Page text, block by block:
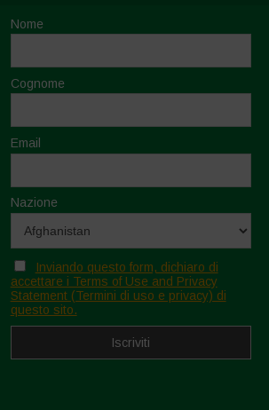
Nome
Cognome
Email
Nazione
Inviando questo form, dichiaro di
accettare i Terms of Use and Privacy
Statement (Termini di uso e privacy) di
questo sito.